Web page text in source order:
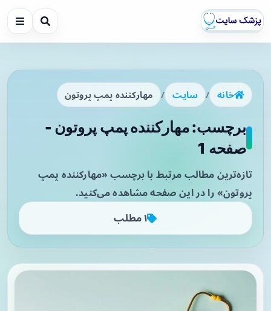
خانه / سایت / مهارکننده پمپ پروتون
برچسب: مهارکننده پمپ پروتون -
صفحه 1
تازه‌ترین مطالب مرتبط با برچسب «مهارکننده پمپ
پروتون» را در این صفحه مشاهده می‌کنید.
۱ مطلب